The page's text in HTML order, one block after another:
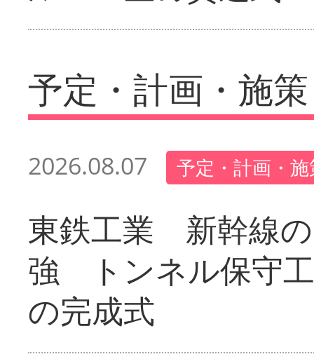
予定・計画・施策
2026.08.07 予定・計画・
東鉄工業 新幹線
強 トンネル保守
の完成式